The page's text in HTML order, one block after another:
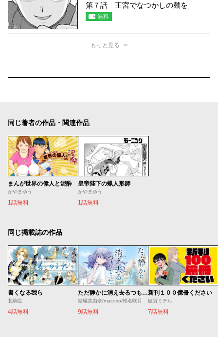
第７話 王宮でなつかしの麺を
無料
もっと見る
同じ著者の作品・関連作品
まんが世界の偉人と泥酔
かやまゆう
1話無料
皇帝陛下の蝋人形師
かやまゆう
1話無料
同じ掲載誌の作品
書くなる我ら
北駒生
4話無料
ただ静かに消え去るつもりでした
結城芙由奈/macoso/椎名咲月
9話無料
新刊１００億冊ください
破賀ミチル
7話無料